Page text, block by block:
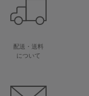
配送・送料
について